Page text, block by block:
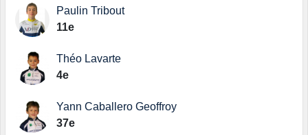
Paulin Tribout
11e
Théo Lavarte
4e
Yann Caballero Geoffroy
37e